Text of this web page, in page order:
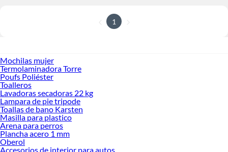
1
Mochilas mujer
Termolaminadora Torre
Poufs Poliéster
Toalleros
Lavadoras secadoras 22 kg
Lampara de pie tripode
Toallas de bano Karsten
Masilla para plastico
Arena para perros
Plancha acero 1 mm
Oberol
Accesorios de interior para autos